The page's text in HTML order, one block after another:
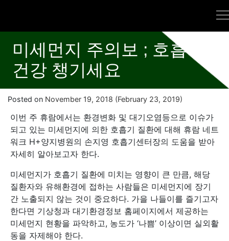
미세먼지 주의보 ; 호흡기
건강 챙기세요
Posted on November 19, 2018 (February 23, 2019)
이번 주 휴람에서는 환경변화 및 대기오염등으로 이슈가
되고 있는 미세먼지에 의한 호흡기 질환에 대해 휴람 네트
워크 H+양지병원의 손지영 호흡기센터장의 도움을 받아
자세히 알아보고자 한다.
미세먼지가 호흡기 질환에 미치는 영향이 큰 만큼, 해당
질환자와 유해환경에 접하는 사람들은 미세먼지에 장기
간 노출되지 않는 것이 중요하다. 가을 나들이를 즐기고자
한다면 기상청과 대기환경정보 홈페이지에서 제공하는
미세먼지 현황을 파악하고, 농도가 ‘나쁨’ 이상이면 실외활
동을 자제해야 한다.